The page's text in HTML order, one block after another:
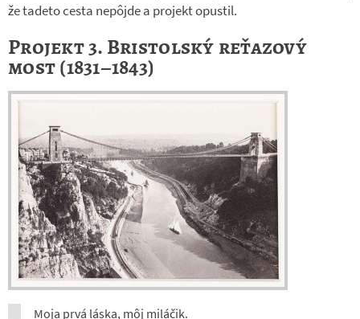
že ta­deto cesta nepôjde a pro­jekt opus­til.
Projekt 3. Bristolský reťazový
most (1831–1843)
Moja prvá láska, môj mi­lá­čik.